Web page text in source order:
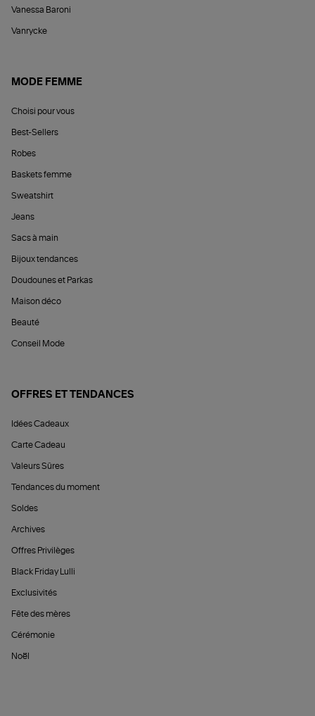
Vanessa Baroni
Vanrycke
MODE FEMME
Choisi pour vous
Best-Sellers
Robes
Baskets femme
Sweatshirt
Jeans
Sacs à main
Bijoux tendances
Doudounes et Parkas
Maison déco
Beauté
Conseil Mode
OFFRES ET TENDANCES
Idées Cadeaux
Carte Cadeau
Valeurs Sûres
Tendances du moment
Soldes
Archives
Offres Privilèges
Black Friday Lulli
Exclusivités
Fête des mères
Cérémonie
Noël